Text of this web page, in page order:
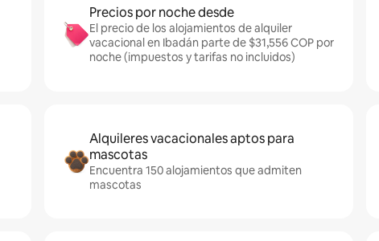
Precios por noche desde
El precio de los alojamientos de alquiler
vacacional en Ibadán parte de $31,556 COP por
noche (impuestos y tarifas no incluidos)
Alquileres vacacionales aptos para
mascotas
Encuentra 150 alojamientos que admiten
mascotas